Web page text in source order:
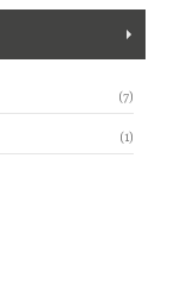
7produkty
1produkt